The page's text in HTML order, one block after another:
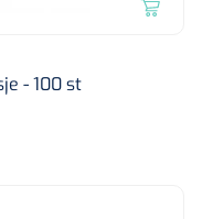
- 100 st